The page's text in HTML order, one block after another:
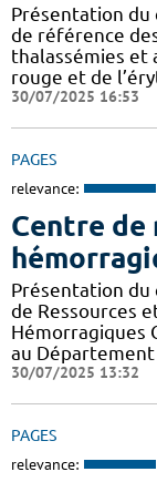
Présentation
de référence
thalassémies et
rouge et de
30/07/2025 16:53
PAGES
relevance:
Centre de
Présentation du
de Ressources
Hémorragiques
au Département
30/07/2025 13:32
PAGES
relevance: